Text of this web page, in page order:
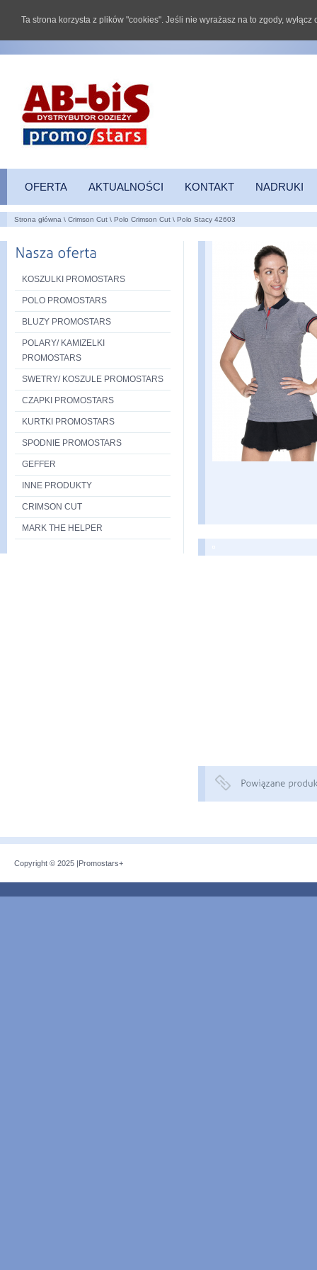
OFERTA AKTUALNOŚCI KONTAKT NADRUKI
Strona główna \ Crimson Cut \ Polo Crimson Cut \ Polo Stacy 42603
KOSZULKI PROMOSTARS
POLO PROMOSTARS
BLUZY PROMOSTARS
POLARY/ KAMIZELKI
PROMOSTARS
SWETRY/ KOSZULE PROMOSTARS
CZAPKI PROMOSTARS
KURTKI PROMOSTARS
SPODNIE PROMOSTARS
GEFFER
INNE PRODUKTY
CRIMSON CUT
MARK THE HELPER
Copyright © 2025 |Promostars+
Ta strona korzysta z plików "cookies". Jeśli nie wyrażasz na to zgody,